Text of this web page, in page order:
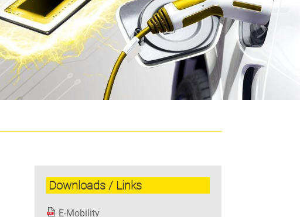
Downloads / Links
E-Mobility